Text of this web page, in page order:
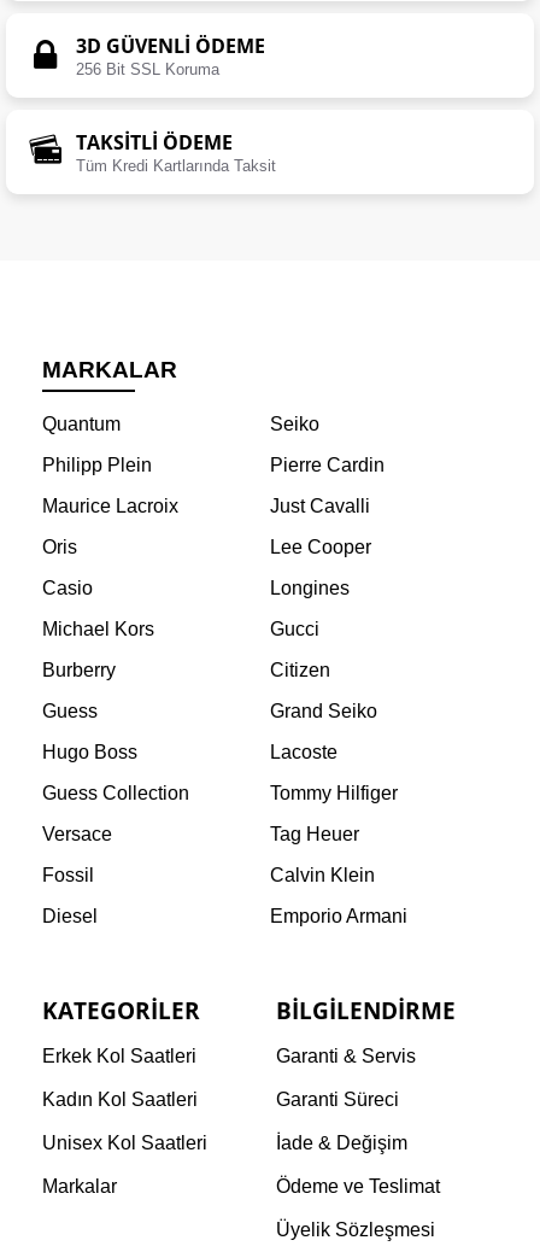
3D GÜVENLİ ÖDEME
256 Bit SSL Koruma
TAKSİTLİ ÖDEME
Tüm Kredi Kartlarında Taksit
MARKALAR
Quantum
Seiko
Philipp Plein
Pierre Cardin
Maurice Lacroix
Just Cavalli
Oris
Lee Cooper
Casio
Longines
Michael Kors
Gucci
Burberry
Citizen
Guess
Grand Seiko
Hugo Boss
Lacoste
Guess Collection
Tommy Hilfiger
Versace
Tag Heuer
Fossil
Calvin Klein
Diesel
Emporio Armani
KATEGORILER
Erkek Kol Saatleri
Kadın Kol Saatleri
Unisex Kol Saatleri
Markalar
BILGILENDIRME
Garanti & Servis
Garanti Süreci
İade & Değişim
Ödeme ve Teslimat
Üyelik Sözleşmesi